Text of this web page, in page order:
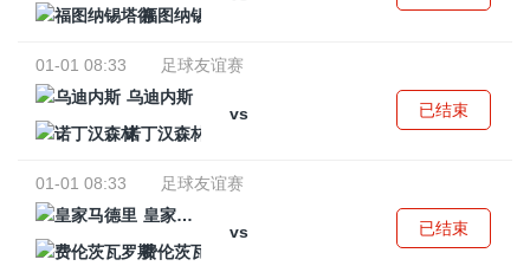
福图纳锡塔德
01-01 08:33
足球友谊赛
乌迪内斯
vs
诺丁汉森林
已结束
01-01 08:33
足球友谊赛
皇家马德里
vs
费伦茨瓦罗斯
已结束